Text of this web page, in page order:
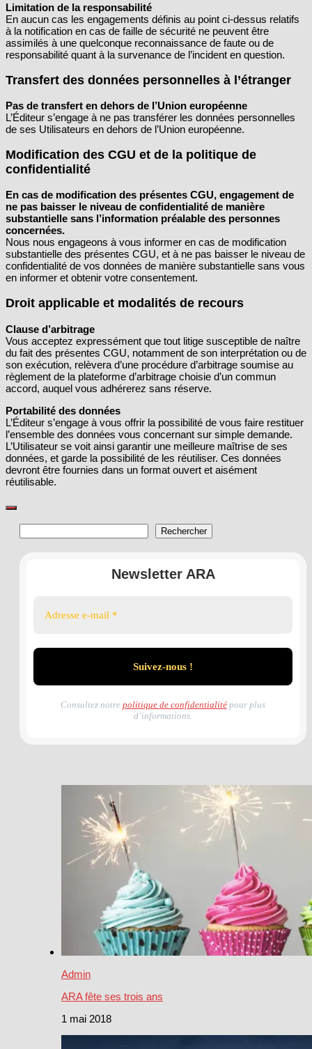
Limitation de la responsabilité
En aucun cas les engagements définis au point ci-dessus relatifs
à la notification en cas de faille de sécurité ne peuvent être
assimilés à une quelconque reconnaissance de faute ou de
responsabilité quant à la survenance de l’incident en question.
Transfert des données personnelles à l’étranger
Pas de transfert en dehors de l’Union européenne
L’Éditeur s’engage à ne pas transférer les données personnelles
de ses Utilisateurs en dehors de l’Union européenne.
Modification des CGU et de la politique de
confidentialité
En cas de modification des présentes CGU, engagement de
ne pas baisser le niveau de confidentialité de manière
substantielle sans l’information préalable des personnes
concernées.
Nous nous engageons à vous informer en cas de modification
substantielle des présentes CGU, et à ne pas baisser le niveau de
confidentialité de vos données de manière substantielle sans vous
en informer et obtenir votre consentement.
Droit applicable et modalités de recours
Clause d’arbitrage
Vous acceptez expressément que tout litige susceptible de naître
du fait des présentes CGU, notamment de son interprétation ou de
son exécution, relèvera d’une procédure d’arbitrage soumise au
règlement de la plateforme d’arbitrage choisie d’un commun
accord, auquel vous adhérerez sans réserve.
Portabilité des données
L’Éditeur s’engage à vous offrir la possibilité de vous faire restituer
l’ensemble des données vous concernant sur simple demande.
L’Utilisateur se voit ainsi garantir une meilleure maîtrise de ses
données, et garde la possibilité de les réutiliser. Ces données
devront être fournies dans un format ouvert et aisément
réutilisable.
Rechercher
Newsletter ARA
Consultez notre politique de confidentialité pour plus
d’informations.
Admin
ARA fête ses trois ans
1 mai 2018